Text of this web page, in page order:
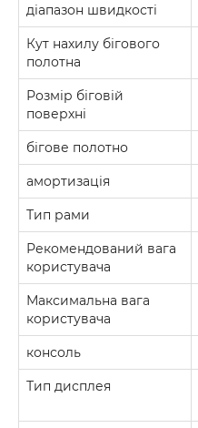
діапазон швидкості
Кут нахилу бігового
полотна
Розмір біговій
поверхні
бігове полотно
амортизація
Тип рами
Рекомендований вага
користувача
Максимальна вага
користувача
консоль
Тип дисплея